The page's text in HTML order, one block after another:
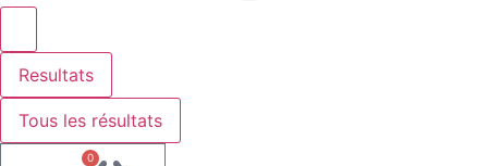
Resultats
Tous les résultats
0